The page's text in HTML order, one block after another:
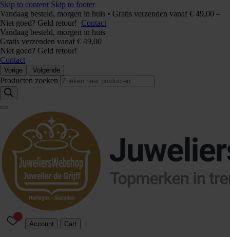
Skip to content Skip to footer
Vandaag besteld, morgen in huis • Gratis verzenden vanaf € 49,00 –
Niet goed? Geld retour! Contact
Vandaag besteld, morgen in huis
Gratis verzenden vanaf € 49,00
Niet goed? Geld retour!
Contact
Vorige Volgende
Producten zoeken
Account Cart